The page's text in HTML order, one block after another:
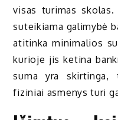
visas turimas
suteikiama galimybė
atitinka minimalios
kurioje jis ketina
suma yra
fiziniai asmenys turi